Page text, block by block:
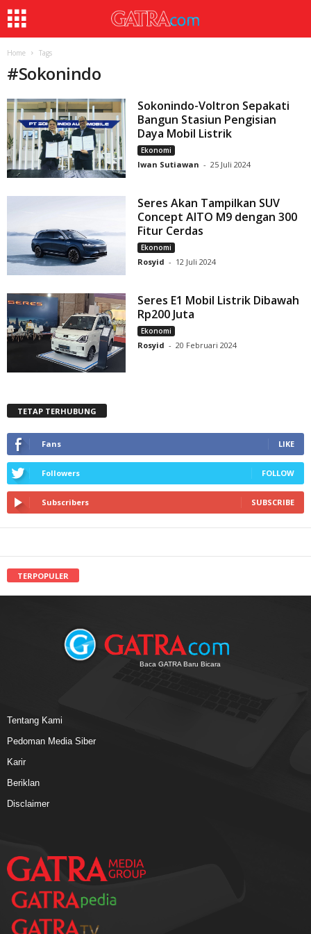
Home Tags
#Sokonindo
Sokonindo-Voltron Sepakati
Bangun Stasiun Pengisian
Daya Mobil Listrik
Ekonomi
Iwan Sutiawan - 25 Juli 2024
Seres Akan Tampilkan SUV
Concept AITO M9 dengan 300
Fitur Cerdas
Ekonomi
Rosyid - 12 Juli 2024
Seres E1 Mobil Listrik Dibawah
Rp200 Juta
Ekonomi
Rosyid - 20 Februari 2024
TETAP TERHUBUNG
Fans LIKE
Followers FOLLOW
Subscribers SUBSCRIBE
TERPOPULER
Baca GATRA Baru Bicara
Tentang Kami
Pedoman Media Siber
Karir
Beriklan
Disclaimer